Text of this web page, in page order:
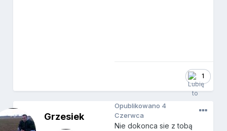
1
Grzesiek
Opublikowano 4
Czerwca
Nie dokonca sie z tobą